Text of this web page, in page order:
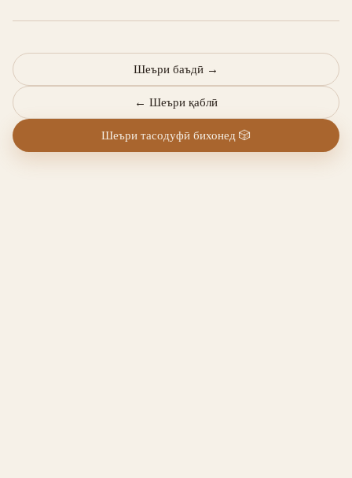
← Шеъри қаблӣ
Шеъри баъдӣ →
Шеъри тасодуфӣ бихонед 🎲